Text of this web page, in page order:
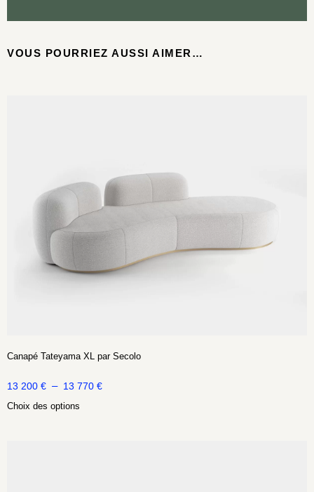
VOUS POURRIEZ AUSSI AIMER…
Canapé Tateyama XL par Secolo
13 200 € – 13 770 €
Choix des options